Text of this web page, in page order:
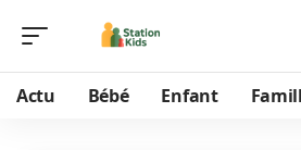
Actu Bébé Enfant